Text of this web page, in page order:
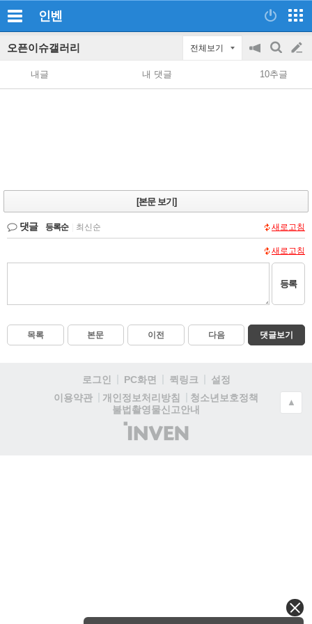
인벤
오픈이슈갤러리 전체보기
공
지
on/off
검
색
글
쓰
내글 내 댓글 10추글
[본문 보기]
댓글 등록순 최신순 새로고침
새로고침
등록
목록 본문 이전 다음 댓글보기
로그인 PC화면 퀵링크
설정
이용약관
개인정보처리방침
청소년보호정책
불법촬영물신고안내
(주)
인
▲